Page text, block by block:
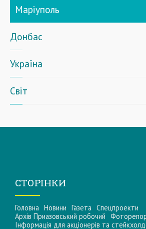
Маріуполь
Донбас
Україна
Світ
СТОРІНКИ
Головна Новини Газета Спецпроекти
Архів Приазовський робочий
Інформацiя для акцiонерiв та